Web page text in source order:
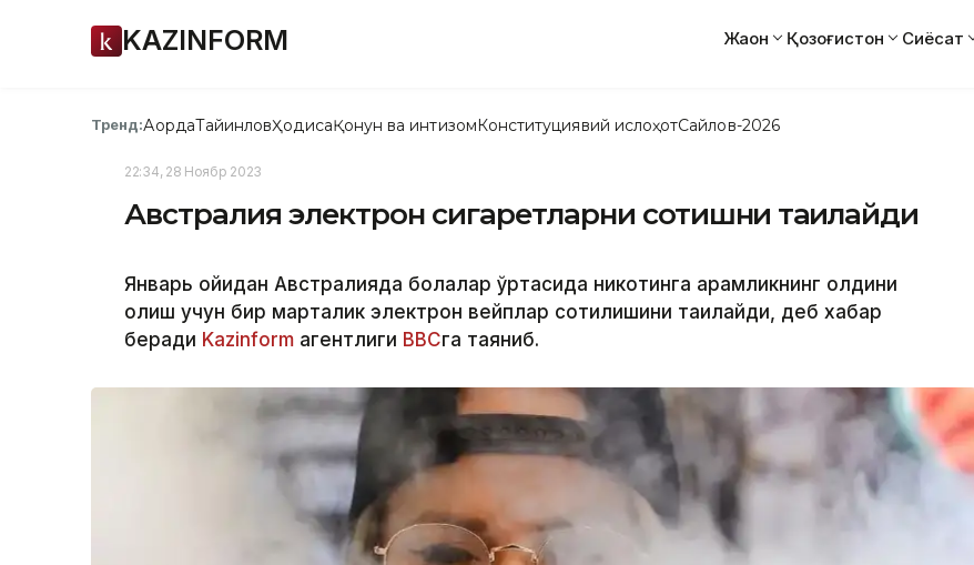
KAZINFORM Жаҳон Қозоғистон Сиёсат
Тренд:АқордаТайинловҲодисаҚонун ва интизомКонституциявий ислоҳотСайлов-2026
22:34, 28 Ноябр 2023
Австралия электрон сигаретларни сотишни тақиқлайди
Январь ойидан Австралияда болалар ўртасида никотинга қарамликнинг олдини
олиш учун бир марталик электрон вейплар сотилишини тақиқлайди, деб хабар
беради Kazinform агентлиги ВВСга таяниб.